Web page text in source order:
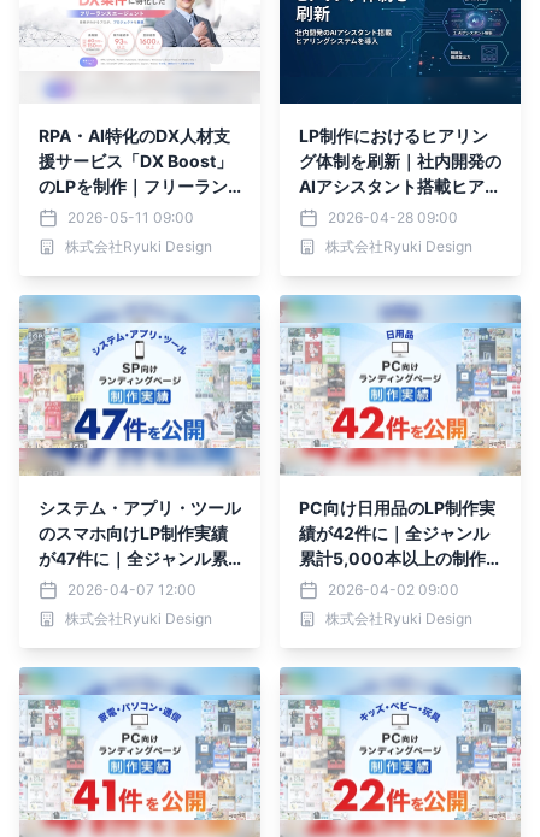
RPA・AI特化のDX人材支
援サービス「DX Boost」
のLPを制作｜フリーラン
スエンジニアと企業をつな
ぐ高訴求デザインを実現
2026-05-11 09:00
株式会社Ryuki Design
LP制作におけるヒアリン
グ体制を刷新｜社内開発の
AIアシスタント搭載ヒアリ
ングシステムを導入し、構
成作成の精度向上へ
2026-04-28 09:00
株式会社Ryuki Design
システム・アプリ・ツール
のスマホ向けLP制作実績
が47件に｜全ジャンル累
計5,000本以上の制作実
績
2026-04-07 12:00
株式会社Ryuki Design
PC向け日用品のLP制作実
績が42件に｜全ジャンル
累計5,000本以上の制作
実績2026-04-02 09:00
株式会社Ryuki Design